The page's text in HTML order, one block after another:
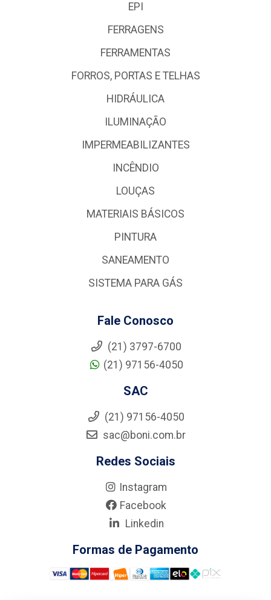
EPI
FERRAGENS
FERRAMENTAS
FORROS, PORTAS E TELHAS
HIDRÁULICA
ILUMINAÇÃO
IMPERMEABILIZANTES
INCÊNDIO
LOUÇAS
MATERIAIS BÁSICOS
PINTURA
SANEAMENTO
SISTEMA PARA GÁS
Fale Conosco
(21) 3797-6700
(21) 97156-4050
SAC
(21) 97156-4050
sac@boni.com.br
Redes Sociais
Instagram
Facebook
Linkedin
Formas de Pagamento